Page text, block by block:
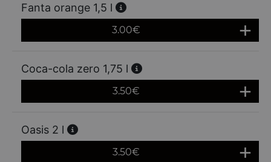
Fanta orange 1,5 l
3.00€
Coca-cola zero 1,75 l
3.50€
Oasis 2 l
3.50€